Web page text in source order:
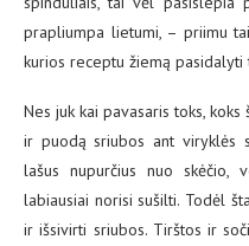
prapliumpa lietumi, – priimu
kurios receptu žiemą pasidalyti
Nes juk kai pavasaris toks,
ir puodą sriubos ant viryklės
lašus nupurčius nuo skėčio,
labiausiai norisi sušilti. Todėl
ir išsivirti sriubos. Tirštos ir